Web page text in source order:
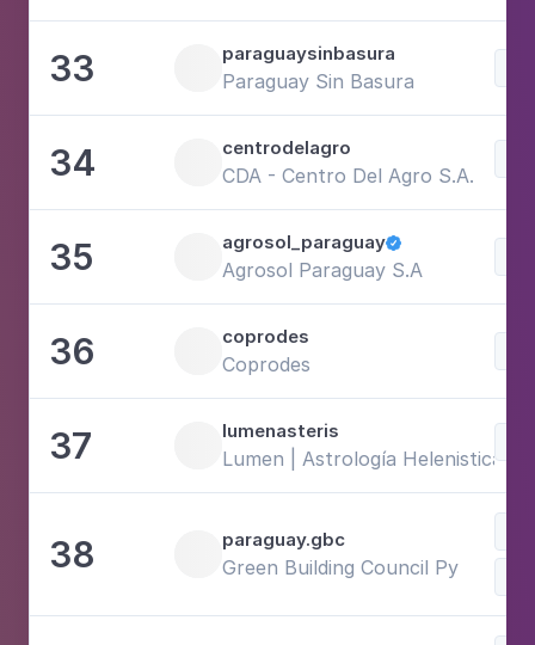
33 paraguaysinbasura
Paraguay Sin Basura
34 centrodelagro
CDA - Centro Del Agro S.A.
35 agrosol_paraguay
Agrosol Paraguay S.A
36 coprodes
Coprodes
37 lumenasteris
Lumen | Astrología Helenistica
38 paraguay.gbc
Green Building Council Py